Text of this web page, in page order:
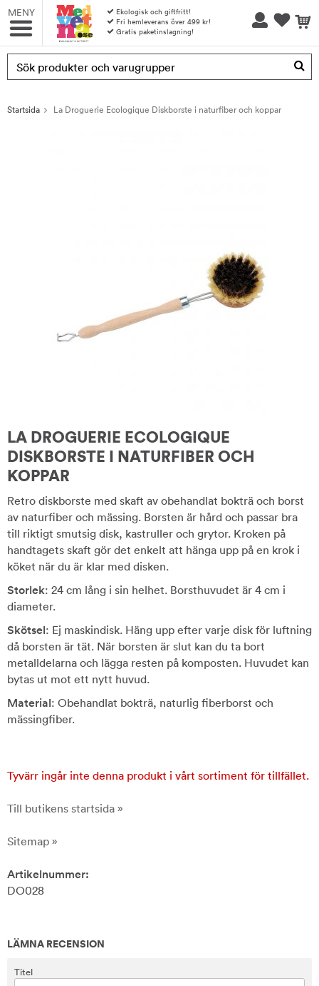
MENY
Ekologisk och giftfritt!
Fri hemleverans över 499 kr!
Gratis paketinslagning!
Produkten har blivit tillagd i varukorgen
Startsida La Droguerie Ecologique Diskborste i naturfiber och koppar
LA DROGUERIE ECOLOGIQUE
DISKBORSTE I NATURFIBER OCH
KOPPAR
Retro diskborste med skaft av obehandlat bokträ och borst
av naturfiber och mässing. Borsten är hård och passar bra
till riktigt smutsig disk, kastruller och grytor. Kroken på
handtagets skaft gör det enkelt att hänga upp på en krok i
köket när du är klar med disken.
Storlek: 24 cm lång i sin helhet. Borsthuvudet är 4 cm i
diameter.
Skötsel: Ej maskindisk. Häng upp efter varje disk för luftning
då borsten är tät. När borsten är slut kan du ta bort
metalldelarna och lägga resten på komposten. Huvudet kan
bytas ut mot ett nytt huvud.
Material: Obehandlat bokträ, naturlig fiberborst och
mässingfiber.
Tyvärr ingår inte denna produkt i vårt sortiment för tillfället.
Till butikens startsida »
Sitemap »
Artikelnummer:
DO028
LÄMNA RECENSION
Titel